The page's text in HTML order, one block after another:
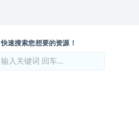
快速搜索您想要的资源！